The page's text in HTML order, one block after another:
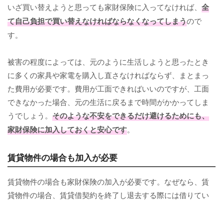
いざ買い替えようと思っても家財保険に入ってなければ、 全
て自己負担で買い替えなければならなくなってしまうので
す。
被害の程度によっては、元のように生活しようと思ったとき
に多くの家具や家電を購入し直さなければならず、まとまっ
た費用が必要です。費用が工面できればいいのですが、工面
できなかった場合、元の生活に戻るまで時間がかかってしま
うでしょう。 そのような不安をできるだけ避けるためにも、
家財保険に加入しておくと安心です。
賃貸物件の場合も加入が必要
賃貸物件の場合も家財保険の加入が必要です。なぜなら、賃
貸物件の場合、賃貸借契約を終了し退去する際には借りてい